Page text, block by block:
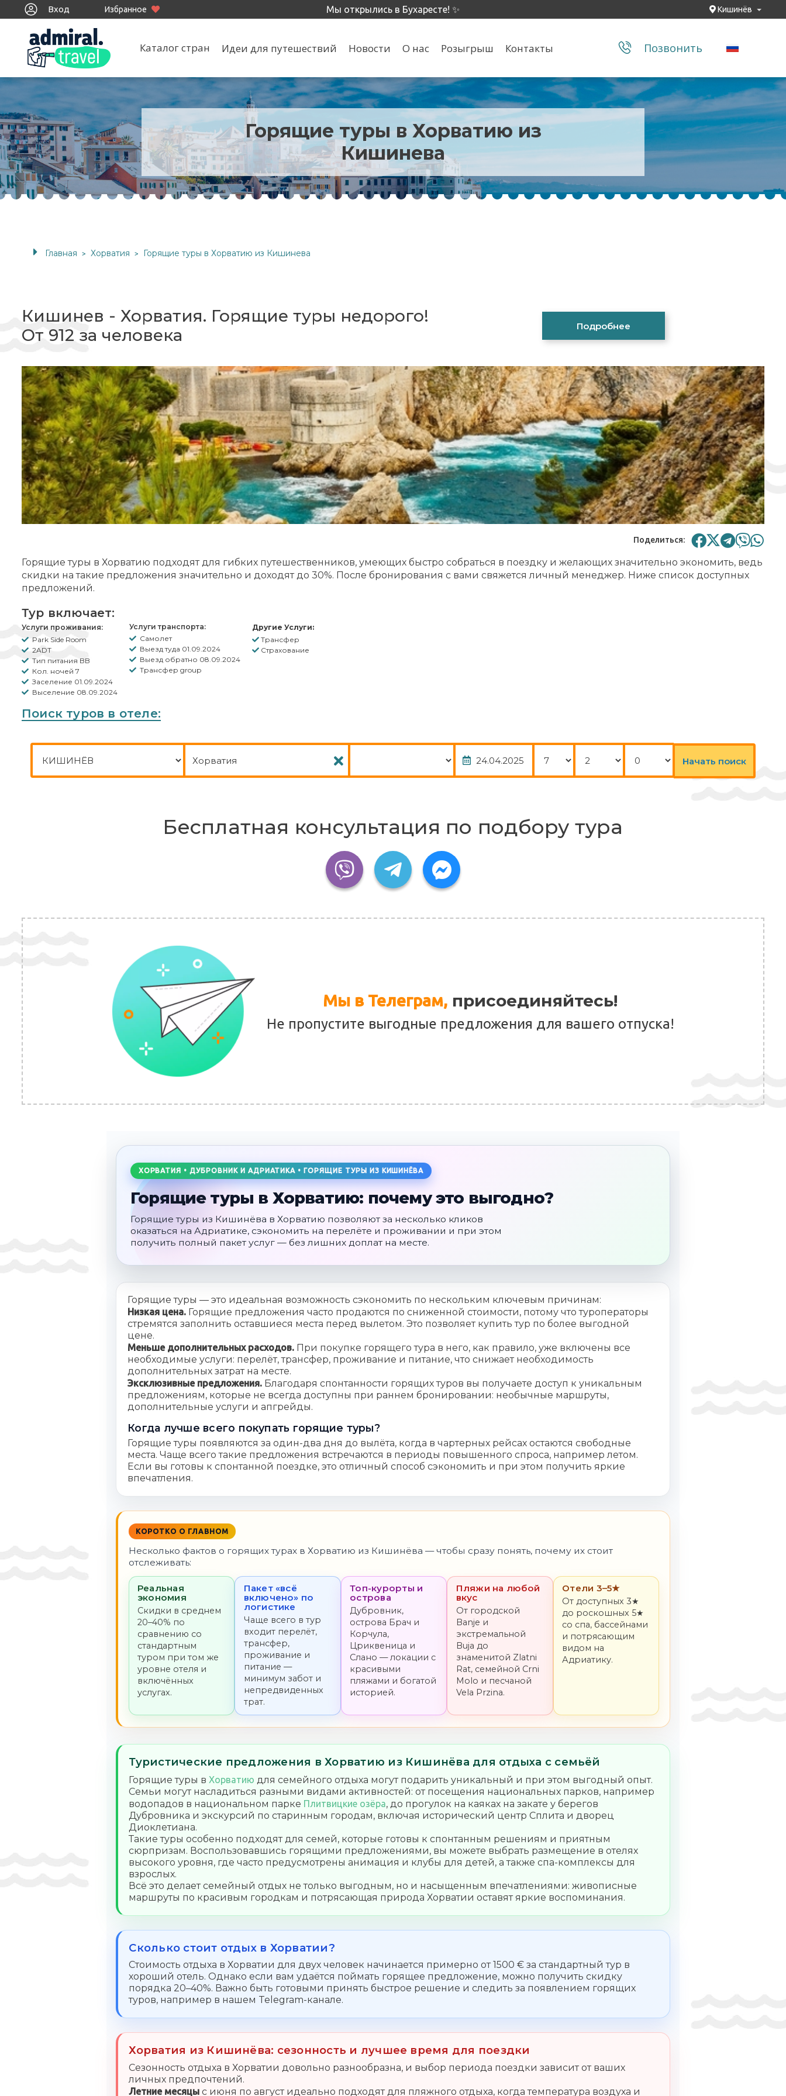
Мы открылись в Бухаресте! ✨
Вход Избранное Кишинёв
Каталог стран Идеи для путешествий Новости О нас Розыгрыш Контакты Позвонить
Горящие туры в Хорватию из
Кишинева
Главная > Хорватия > Горящие туры в Хорватию из Кишинева
Кишинев - Хорватия. Горящие туры недорого!
От 912 за человека
Подробнее
Поделиться:
Горящие туры в Хорватию подходят для гибких путешественников, умеющих быстро собраться в поездку и желающих значительно экономить, ведь
скидки на такие предложения значительно и доходят до 30%. После бронирования с вами свяжется личный менеджер. Ниже список доступных
предложений.
Тур включает:
Услуги проживания:
Park Side Room
2ADT
Тип питания BB
Кол. ночей 7
Заселение 01.09.2024
Выселение 08.09.2024
Другие Услуги:
Трансфер
Страхование
Услуги транспорта:
Самолет
Выезд туда 01.09.2024
Выезд обратно 08.09.2024
Трансфер group
Поиск туров в отеле:
Начать поиск
Бесплатная консультация по подбору тура
Мы в Телеграм, присоединяйтесь!
Не пропустите выгодные предложения для вашего отпуска!
ХОРВАТИЯ • ДУБРОВНИК И АДРИАТИКА • ГОРЯЩИЕ ТУРЫ ИЗ КИШИНЁВА
Горящие туры в Хорватию: почему это выгодно?
Горящие туры из Кишинёва в Хорватию позволяют за несколько кликов
оказаться на Адриатике, сэкономить на перелёте и проживании и при этом
получить полный пакет услуг — без лишних доплат на месте.
Горящие туры — это идеальная возможность сэкономить по нескольким ключевым причинам:
Низкая цена. Горящие предложения часто продаются по сниженной стоимости, потому что туроператоры
стремятся заполнить оставшиеся места перед вылетом. Это позволяет купить тур по более выгодной
цене.
Меньше дополнительных расходов. При покупке горящего тура в него, как правило, уже включены все
необходимые услуги: перелёт, трансфер, проживание и питание, что снижает необходимость
дополнительных затрат на месте.
Эксклюзивные предложения. Благодаря спонтанности горящих туров вы получаете доступ к уникальным
предложениям, которые не всегда доступны при раннем бронировании: необычные маршруты,
дополнительные услуги и апгрейды.
Когда лучше всего покупать горящие туры?
Горящие туры появляются за один-два дня до вылёта, когда в чартерных рейсах остаются свободные
места. Чаще всего такие предложения встречаются в периоды повышенного спроса, например летом.
Если вы готовы к спонтанной поездке, это отличный способ сэкономить и при этом получить яркие
впечатления.
КОРОТКО О ГЛАВНОМ
Несколько фактов о горящих турах в Хорватию из Кишинёва — чтобы сразу понять, почему их стоит
отслеживать:
Реальная
экономия
Скидки в среднем
20–40% по
сравнению со
стандартным
туром при том же
уровне отеля и
включённых
услугах.
Пакет «всё
включено» по
логистике
Чаще всего в тур
входит перелёт,
трансфер,
проживание и
питание —
минимум забот и
непредвиденных
трат.
Топ-курорты и
острова
Дубровник,
острова Брач и
Корчула,
Цриквеница и
Слано — локации с
красивыми
пляжами и богатой
историей.
Пляжи на любой
вкус
От городской
Banje и
экстремальной
Buja до
знаменитой Zlatni
Rat, семейной Crni
Molo и песчаной
Vela Przina.
Отели 3–5★
От доступных 3★
до роскошных 5★
со спа, бассейнами
и потрясающим
видом на
Адриатику.
Туристические предложения в Хорватию из Кишинёва для отдыха с семьёй
Горящие туры вХорватию для семейного отдыха могут подарить уникальный и при этом выгодный опыт.
Семьи могут насладиться разными видами активностей: от посещения национальных парков, например
водопадов в национальном парке Плитвицкие озёра, до прогулок на каяках на закате у берегов
Дубровника и экскурсий по старинным городам, включая исторический центр Сплита и дворец
Диоклетиана.
Такие туры особенно подходят для семей, которые готовы к спонтанным решениям и приятным
сюрпризам. Воспользовавшись горящими предложениями, вы можете выбрать размещение в отелях
высокого уровня, где часто предусмотрены анимация и клубы для детей, а также спа-комплексы для
взрослых.
Всё это делает семейный отдых не только выгодным, но и насыщенным впечатлениями: живописные
маршруты по красивым городкам и потрясающая природа Хорватии оставят яркие воспоминания.
Сколько стоит отдых в Хорватии?
Стоимость отдыха в Хорватии для двух человек начинается примерно от 1500 € за стандартный тур в
хороший отель. Однако если вам удаётся поймать горящее предложение, можно получить скидку
порядка 20–40%. Важно быть готовыми принять быстрое решение и следить за появлением горящих
туров, например в нашем Telegram-канале.
Хорватия из Кишинёва: сезонность и лучшее время для поездки
Сезонность отдыха в Хорватии довольно разнообразна, и выбор периода поездки зависит от ваших
личных предпочтений.
Летние месяцы с июня по август идеально подходят для пляжного отдыха, когда температура воздуха и